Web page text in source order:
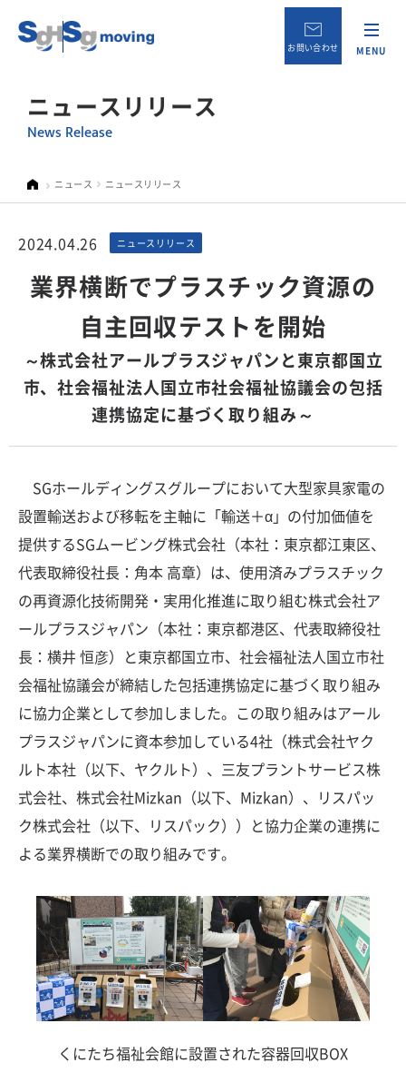
お問い合わせ MENU
ニュースリリース
News Release
ニュース ニュースリリース
2024.04.26 ニュースリリース
業界横断でプラスチック資源の
自主回収テストを開始
～株式会社アールプラスジャパンと東京都国立
市、社会福祉法人国立市社会福祉協議会の包括
連携協定に基づく取り組み～
SGホールディングスグループにおいて大型家具家電の
設置輸送および移転を主軸に「輸送＋α」の付加価値を
提供するSGムービング株式会社（本社：東京都江東区、
代表取締役社長：角本 高章）は、使用済みプラスチック
の再資源化技術開発・実用化推進に取り組む株式会社ア
ールプラスジャパン（本社：東京都港区、代表取締役社
長：横井 恒彦）と東京都国立市、社会福祉法人国立市社
会福祉協議会が締結した包括連携協定に基づく取り組み
に協力企業として参加しました。この取り組みはアール
プラスジャパンに資本参加している4社（株式会社ヤク
ルト本社（以下、ヤクルト）、三友プラントサービス株
式会社、株式会社Mizkan（以下、Mizkan）、リスパッ
ク株式会社（以下、リスパック））と協力企業の連携に
よる業界横断での取り組みです。
くにたち福祉会館に設置された容器回収BOX